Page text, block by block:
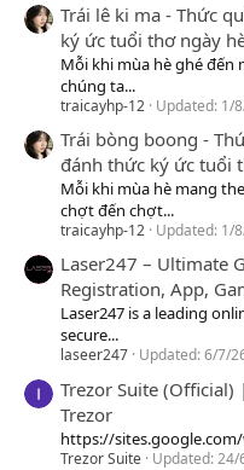
Trái lê ki ma - Thức
ký ức tuổi thơ ngày
Mỗi khi mùa hè ghé đến
chúng ta...
traicayhp-12 Updated: 1/
Trái bòng boong -
đánh thức ký ức tuổi
Mỗi khi mùa hè mang
chợt đến chợt...
traicayhp-12 Updated: 1/
Laser247 – Ultimate
Registration, App,
Laser247 is a leading
secure...
laseer247 Updated:6/7/
Trezor Suite
Trezor
https://
Trezor Suite Updated:24/